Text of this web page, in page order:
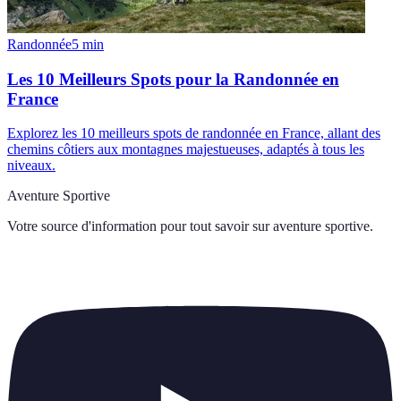
Randonnée5 min
Les 10 Meilleurs Spots pour la Randonnée en
France
Explorez les 10 meilleurs spots de randonnée en France, allant des
chemins côtiers aux montagnes majestueuses, adaptés à tous les
niveaux.
Aventure Sportive
Votre source d'information pour tout savoir sur aventure sportive.